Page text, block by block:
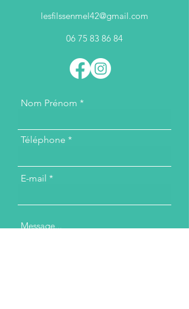
lesfilssenmel42@gmail.com
06 75 83 86 84
Nom Prénom
Téléphone
E-mail
Message...